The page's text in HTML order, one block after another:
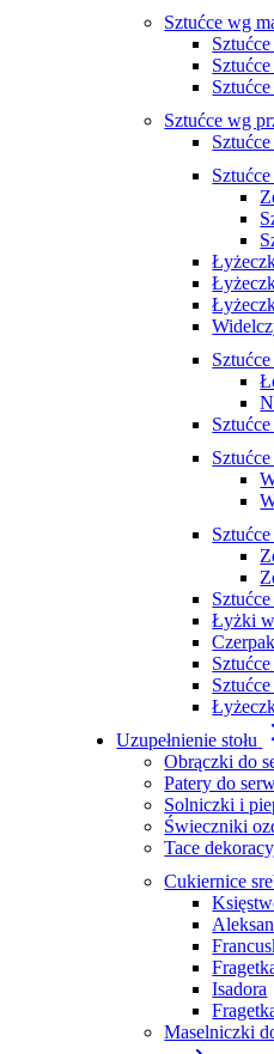
Sztućce wg
Sztućce wg
Sztućce
Sztućce
Łyżki
Uzupełnienie stołu
Obrączki do
Patery do
Solniczki i
Świeczniki
Tace
Cukiernice
Isadora
Maselniczki